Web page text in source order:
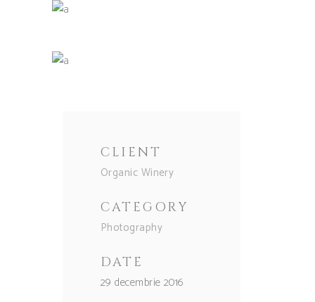
CLIENT
Organic Winery
CATEGORY
Photography
DATE
29 decembrie 2016